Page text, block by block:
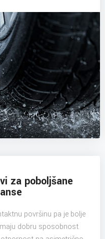
za poboljšane
površinu pa je bolje
dobru sposobnost